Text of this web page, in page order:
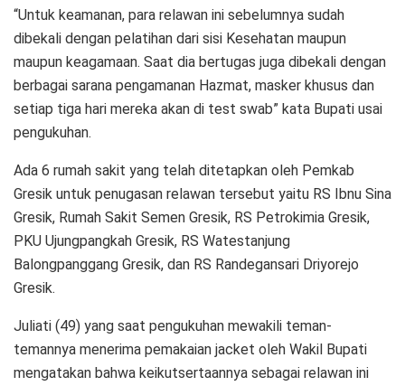
“Untuk keamanan, para relawan ini sebelumnya sudah
dibekali dengan pelatihan dari sisi Kesehatan maupun
maupun keagamaan. Saat dia bertugas juga dibekali dengan
berbagai sarana pengamanan Hazmat, masker khusus dan
setiap tiga hari mereka akan di test swab” kata Bupati usai
pengukuhan.
Ada 6 rumah sakit yang telah ditetapkan oleh Pemkab
Gresik untuk penugasan relawan tersebut yaitu RS Ibnu Sina
Gresik, Rumah Sakit Semen Gresik, RS Petrokimia Gresik,
PKU Ujungpangkah Gresik, RS Watestanjung
Balongpanggang Gresik, dan RS Randegansari Driyorejo
Gresik.
Juliati (49) yang saat pengukuhan mewakili teman-
temannya menerima pemakaian jacket oleh Wakil Bupati
mengatakan bahwa keikutsertaannya sebagai relawan ini